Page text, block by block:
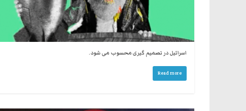
اسرائیل در تصمیم گیری محسوب می شود.
Read more